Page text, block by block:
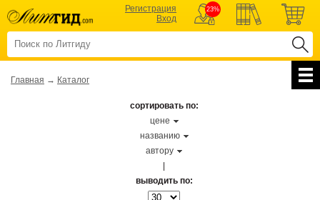
Регистрация
Вход
23%
Главная → Каталог
сортировать по:
цене
названию
автору
выводить по: